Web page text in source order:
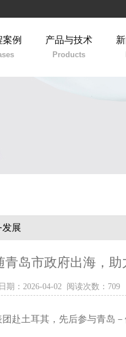
案例 产品与技术
Products
展
岛市政府出海，
期：2026-04-02 阅读次数：709
赴土耳其，先后参与青岛